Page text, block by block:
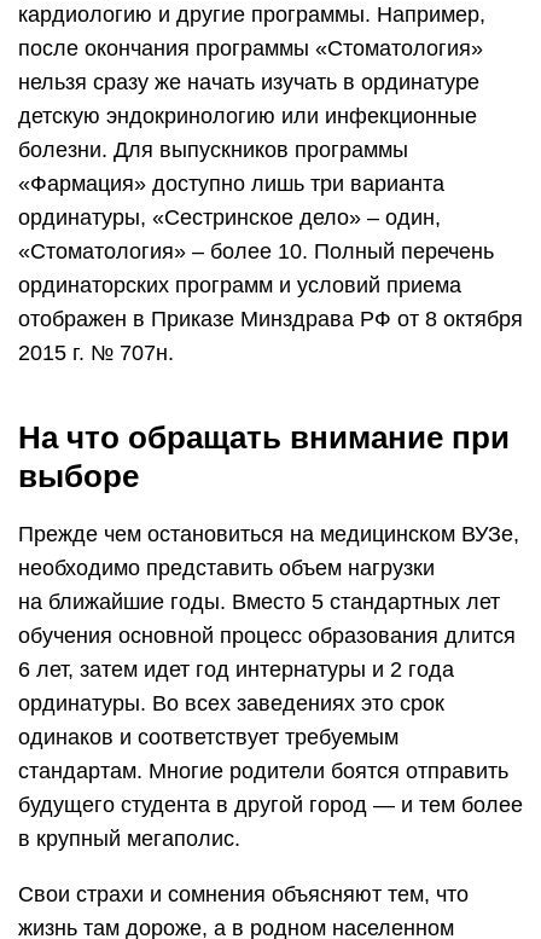
кардиологию и другие программы. Например,
после окончания программы «Стоматология»
нельзя сразу же начать изучать в ординатуре
детскую эндокринологию или инфекционные
болезни. Для выпускников программы
«Фармация» доступно лишь три варианта
ординатуры, «Сестринское дело» – один,
«Стоматология» – более 10. Полный перечень
ординаторских программ и условий приема
отображен в Приказе Минздрава РФ от 8 октября
2015 г. № 707н.
На что обращать внимание при
выборе
Прежде чем остановиться на медицинском ВУЗе,
необходимо представить объем нагрузки
на ближайшие годы. Вместо 5 стандартных лет
обучения основной процесс образования длится
6 лет, затем идет год интернатуры и 2 года
ординатуры. Во всех заведениях это срок
одинаков и соответствует требуемым
стандартам. Многие родители боятся отправить
будущего студента в другой город — и тем более
в крупный мегаполис.
Свои страхи и сомнения объясняют тем, что
жизнь там дороже, а в родном населенном